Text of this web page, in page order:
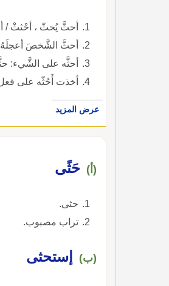
أحثَّ يُحثّ ، أحْثثْ /
أحثَّ الشَّخصَ أعجلَهُ
أحثَّه على الشَّيء:
أخذت أَحُثّه على
عرض المزيد
(أ) حَثًى
حثى.
تراب مصبوب.
(ب) إستحثى